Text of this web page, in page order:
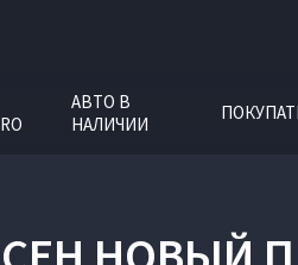
АВТО В
НАЛИЧИИ